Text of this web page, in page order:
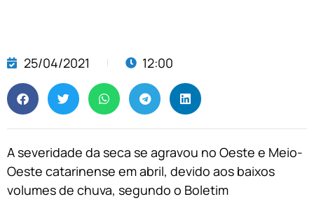
25/04/2021 12:00
A severidade da seca se agravou no Oeste e Meio-
Oeste catarinense em abril, devido aos baixos
volumes de chuva, segundo o Boletim